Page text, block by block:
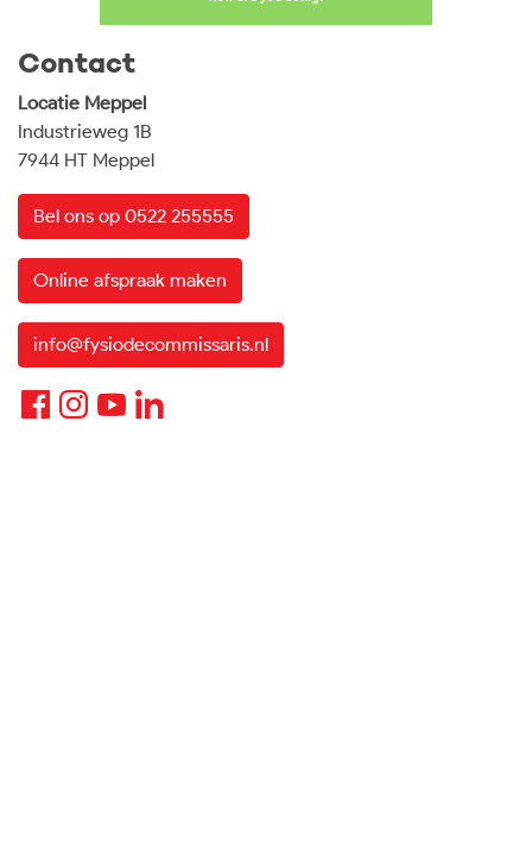
Contact
Locatie Meppel
Industrieweg 1B
7944 HT Meppel
Bel ons op 0522 255555
Online afspraak maken
info@fysiodecommissaris.nl